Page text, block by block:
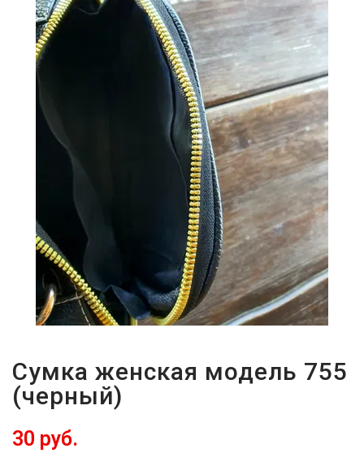
Сумка женская модель 755
(черный)
30 руб.